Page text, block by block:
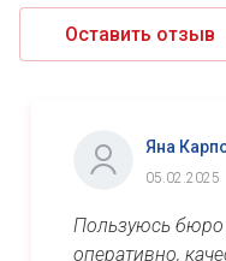
Оставить отзыв
Яна
05.02.2025
Пользуюсь бюро
оперативно,